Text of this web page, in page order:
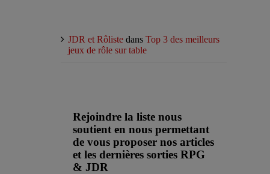
JDR et Rôliste dans Top 3 des meilleurs
jeux de rôle sur table
Rejoindre la liste nous
soutient en nous permettant
de vous proposer nos articles
et les dernières sorties RPG
& JDR